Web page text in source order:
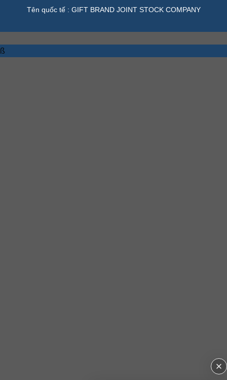
Tên quốc tế : GIFT BRAND JOINT STOCK COMPANY
ß